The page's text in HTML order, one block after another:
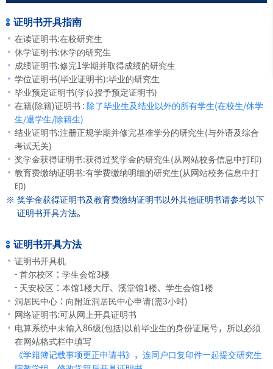
证明书开具指南
在读证明书:在校研究生
休学证明书:休学的研究生
成绩证明书:修完1学期并取得成绩的研究生
学位证明书(毕业证明书):毕业的研究生
毕业预定证明书(学位授予预定证明书)
在籍(除籍)证明书 : 除了毕业生及结业以外的所有学生(在校生/休学
生/退学生/除籍生)
结业证明书:注册正规学期并修完基准学分的研究生(与外语及综合
考试无关)
奖学金获得证明书:获得过奖学金的研究生(从网站校务信息中打印)
教育费缴纳证明书:有学费缴纳明细的研究生(从网站校务信息中打
印)
奖学金获得证明书及教育费缴纳证明书以外其他证明书请参考以下
证明书开具方法。
证明书开具方法
证明书开具机
首尔校区：学生会馆3楼
天安校区：本馆1楼大厅、溪堂馆1楼、学生会馆1楼
洞居民中心：向附近洞居民中心申请(需3小时)
网络证明书:可从网上开具证明书
电算系统中未输入86级(包括)以前毕业生的身份证尾号，所以必须
在网站格式栏中填写
《学籍簿记载事项更正申请书》，连同户口复印件一起提交研究生